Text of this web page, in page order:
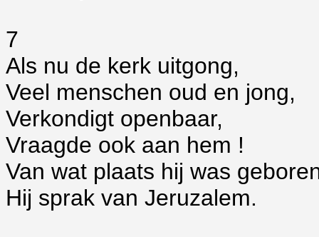
7
Als nu de kerk uitgong,
Veel menschen oud en jong,
Verkondigt openbaar,
Vraagde ook aan hem !
Van wat plaats hij was
Hij sprak van Jeruzalem.